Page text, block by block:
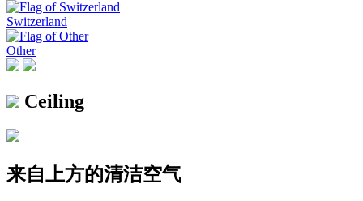
Switzerland
Other
Ceiling
来自上方的清洁空气